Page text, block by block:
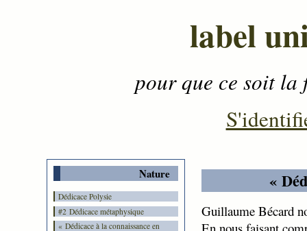
label
pour que ce soit
Nature
Dédicace Polysie
#2 Dédicace métaphysique
« Dédicace à la connaissance en
«
Guillaume Bécard